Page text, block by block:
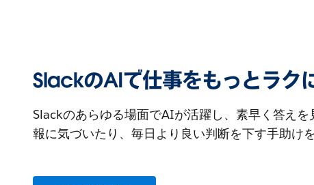
SlackのAIで仕事をもっとラクに
Slackのあらゆる場面でAIが活躍し、素早く答え
報に気づいたり、毎日より良い判断を下す手助け